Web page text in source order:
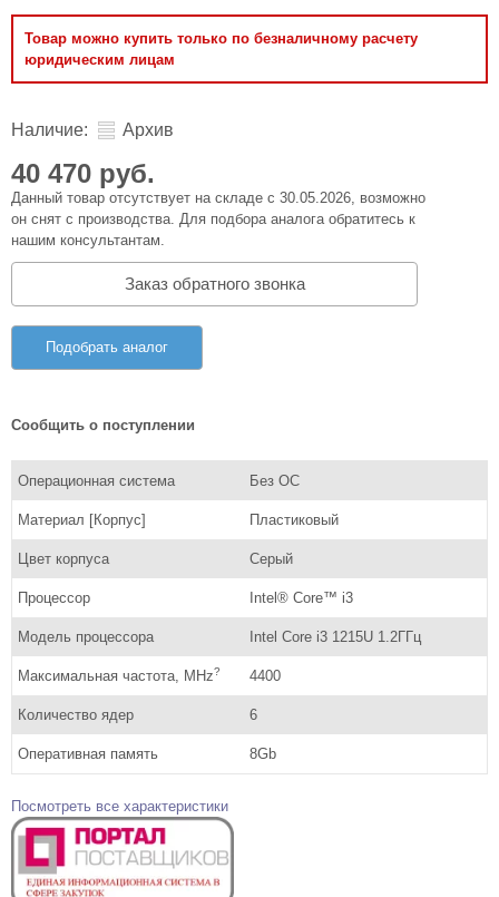
Товар можно купить только по безналичному расчету
юридическим лицам
Наличие: Архив
40 470 руб.
Данный товар отсутствует на складе с 30.05.2026, возможно
он снят с производства. Для подбора аналога обратитесь к
нашим консультантам.
Заказ обратного звонка
Подобрать аналог
Сообщить о поступлении
Операционная система Без ОС
Материал [Корпус] Пластиковый
Цвет корпуса Серый
Процессор Intel® Core™ i3
Модель процессора Intel Core i3 1215U 1.2ГГц
Максимальная частота, MHz? 4400
Количество ядер 6
Оперативная память 8Gb
Посмотреть все характеристики